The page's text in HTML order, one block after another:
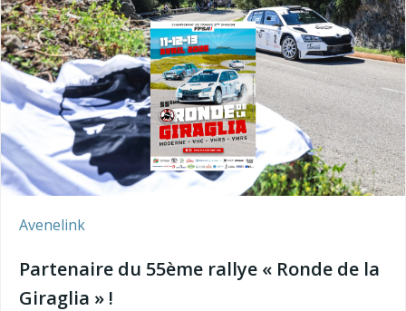
Avenelink
Partenaire du 55ème rallye « Ronde de la
Giraglia » !